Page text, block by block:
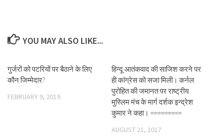
YOU MAY ALSO LIKE...
गुर्जरों को पटरियों पर बैठाने के लिए
कौन जिम्मेदार?
FEBRUARY 9, 2019
हिन्दू आतंकवाद की साजिश करने पर
ही कांग्रेस को सजा मिली। कर्नल
पुरोहित की जमानत पर राष्ट्रीय
मुस्लिम मंच के मार्ग दर्शक इन्द्रेश
कुमार ने कहा। =========
AUGUST 21, 2017